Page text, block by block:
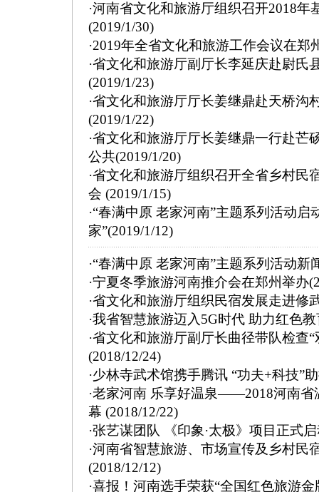
·河南省文化和旅游厅组织召开2018年
(2019/1/30)
·2019年全省文化和旅游工作会议在郑
·省文化和旅游厅副厅长李延庆赴尉氏
(2019/1/23)
·省文化和旅游厅厅长姜继鼎赴天桥沟
(2019/1/22)
·省文化和旅游厅厅长姜继鼎一行赴芒
公共(2019/1/20)
·省文化和旅游厅组织召开全省乡村民
会 (2019/1/15)
·“春满中原 老家河南”主题系列活动启
家”(2019/1/12)
·“春满中原 老家河南”主题系列活动新
·宁夏冬季旅游河南推介会在郑州举办
·省文化和旅游厅组织民宿发展走进修
·我省智慧旅游迈入5G时代 助力红色
·省文化和旅游厅副厅长曲径带队检查
(2018/12/24)
·少林寺武术馆携手腾讯 “功夫+科技”
·老家河南 乐享好温泉——2018河南省
幕 (2018/12/22)
·张艺谋团队 《印象·太极》项目正式
·河南省智慧旅游、市场宣传及乡村民
(2018/12/12)
·喜报！河南选手荣获“全国红色旅游金